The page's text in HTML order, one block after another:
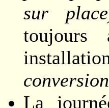
sur
toujours
La